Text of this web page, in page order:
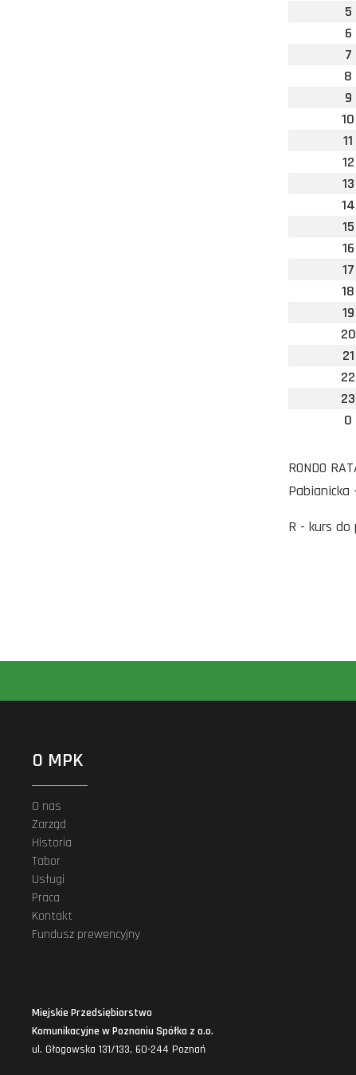
5
6
7
8
9
10
11
12
13
14
15
16
17
18
19
20
21
22
23
0
RONDO
Pabianicka
R - kurs do
O MPK
O nas
Zarząd
Historia
Tabor
Usługi
Praca
Kontakt
Fundusz prewencyjny
Miejskie Przedsiębiorstwo
Komunikacyjne w Poznaniu Spółka z o.o.
ul. Głogowska 131/133, 60-244 Poznań